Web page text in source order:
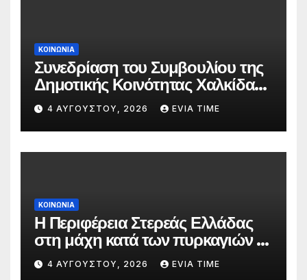
ΚΟΙΝΩΝΙΑ
Συνεδρίαση του Συμβουλίου της
Δημοτικής Κοινότητας Χαλκίδας
την 5 Αυγούστου
4 ΑΥΓΟΎΣΤΟΥ, 2026 EVIA TIME
ΚΟΙΝΩΝΙΑ
Η Περιφέρεια Στερεάς Ελλάδας
στη μάχη κατά των πυρκαγιών –
Δράσεις και στήριξη σε πέντε
περιφερειακές ενότητες
4 ΑΥΓΟΎΣΤΟΥ, 2026 EVIA TIME